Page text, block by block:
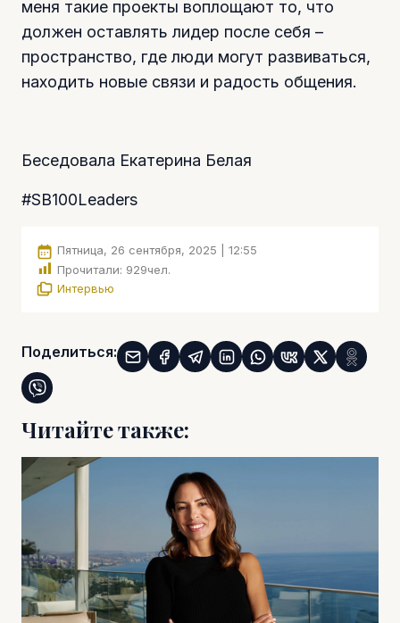
меня такие проекты воплощают то, что
должен оставлять лидер после себя –
пространство, где люди могут развиваться,
находить новые связи и радость общения.
Беседовала Екатерина Белая
#SB100Leaders
Пятница, 26 сентября, 2025 | 12:55
Прочитали: 929чел.
Интервью
Поделиться:
Читайте также: